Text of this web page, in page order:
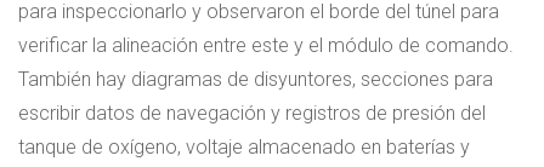
para inspeccionarlo y observaron el borde del túnel para
verificar la alineación entre este y el módulo de comando.
También hay diagramas de disyuntores, secciones para
escribir datos de navegación y registros de presión del
tanque de oxígeno, voltaje almacenado en baterías y